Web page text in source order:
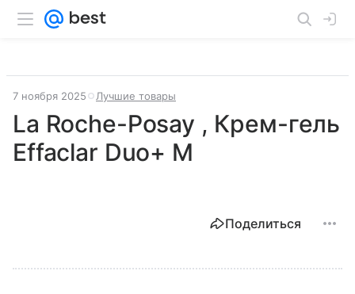
7 ноября 2025 Лучшие товары
La Roche-Posay , Крем-гель
Effaclar Duo+ M
Поделиться